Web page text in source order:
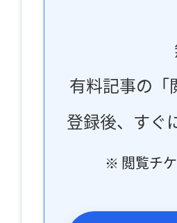
有料記事の「
登録後、すぐ
※ 閲覧チ